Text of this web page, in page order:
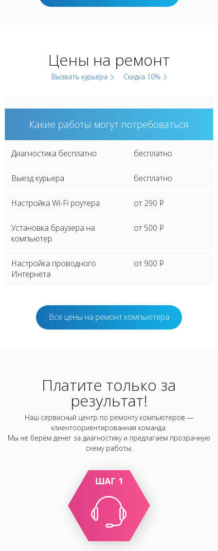
Цены на ремонт
Вызвать курьера Скидка 10%
Какие работы могут потребоваться
Диагностика бесплатно бесплатно
Выезд курьера бесплатно
Настройка Wi-Fi роутера от 290 P
Установка браузера на
компьютер
от 500 P
Настройка проводного
Интернета
от 900 P
Все цены на ремонт компьютера
Платите только за
результат!
Наш сервисный центр по ремонту компьютеров —
клиентоориентированная команда.
Мы не берём денег за диагностику и предлагаем прозрачную
схему работы.
ШАГ 1